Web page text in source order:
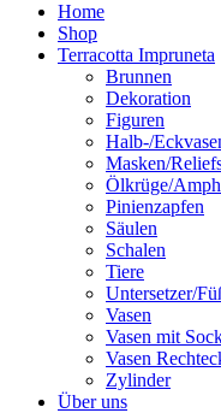
Home
Shop
Terracotta Impruneta
Brunnen
Dekoration
Figuren
Halb-/
Masken/
Ölkrüge/
Pinienzapfen
Säulen
Schalen
Tiere
Untersetzer/
Vasen
Vasen mit
Vasen
Zylinder
Über uns